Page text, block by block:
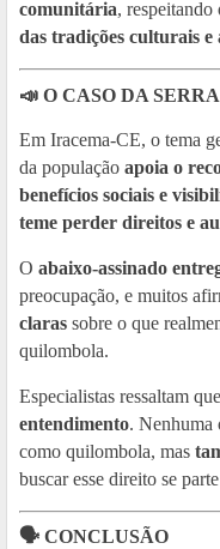
comunitária, respeitando
das tradições culturais e
📣 O CASO DA
Em Iracema-CE, o tema
da população apoia o
benefícios sociais e
teme perder direitos e
O abaixo-assinado
preocupação, e muitos
claras sobre o que
quilombola.
Especialistas ressaltam
entendimento. Nenhuma
como quilombola, mas
buscar esse direito se
🗣️ CONCLUSÃO